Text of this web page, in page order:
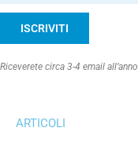
ISCRIVITI
Riceverete circa 3-4 email all’anno
ARTICOLI